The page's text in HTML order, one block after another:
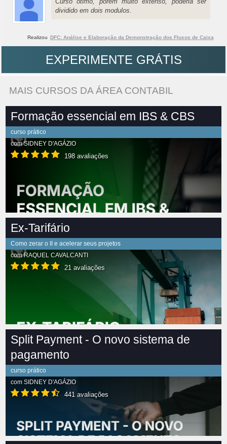
dividido em dois modulos.
Realizou DFC: Análise e Elaboração da Demonstração dos Fluxos de Caixa
EXPERIMENTE GRÁTIS
MAIS CURSOS DA ÁREA CONTABIL
Formação essencial em IBS & CBS
curso prático
comSIDNEY D'AGÁZIO
198 avaliações
Ex-Tarifário
Como zerar o II e acelerar seus projetos
comRAQUEL CAVALCANTI
21 avaliações
Split Payment - O novo sistema de
pagamento
curso prático
com SIDNEY D'AGÁZIO
441 avaliações